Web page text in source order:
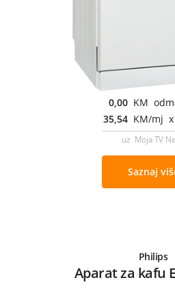
0,00 KM
35,54 KM/mj
uz Moja TV
Saznaj
Philips
Aparat za kafu